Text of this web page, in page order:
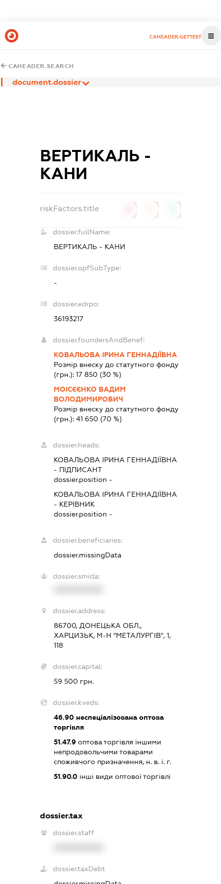
CAHEADER.GETTEST
CAHEADER.SEARCH
document.dossier
ВЕРТИКАЛЬ -
КАНИ
riskFactors.title
dossier.fullName:
ВЕРТИКАЛЬ - КАНИ
dossier.opfSubType:
-
dossier.edrpo:
36193217
dossier.foundersAndBenef:
КОВАЛЬОВА ІРИНА ГЕННАДІЇВНА
Розмір внеску до статутного фонду
(грн.): 17 850 (30 %)
МОІСЄЄНКО ВАДИМ
ВОЛОДИМИРОВИЧ
Розмір внеску до статутного фонду
(грн.): 41 650 (70 %)
dossier.heads:
КОВАЛЬОВА ІРИНА ГЕННАДІЇВНА
- ПІДПИСАНТ
dossier.position -
КОВАЛЬОВА ІРИНА ГЕННАДІЇВНА
- КЕРІВНИК
dossier.position -
dossier.beneficiaries:
dossier.missingData
dossier.smida:
dossier.address:
86700, ДОНЕЦЬКА ОБЛ.,
ХАРЦИЗЬК, М-Н "МЕТАЛУРГІВ", 1,
118
dossier.capital:
59 500 грн.
dossier.kveds:
46.90неспеціалізована оптова
торгівля
51.47.9оптова торгівля іншими
непродовольчими товарами
споживчого призначення, н. в. і. г.
51.90.0інші види оптової торгівлі
dossier.tax
dossier.staff
dossier.taxDebt